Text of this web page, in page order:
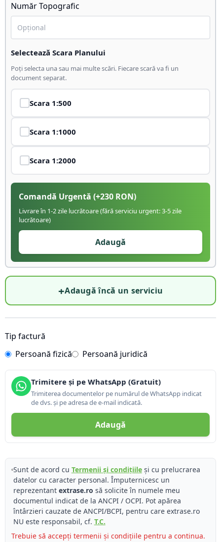
Număr Topografic
Selectează Scara Planului
Poți selecta una sau mai multe scări. Fiecare scară va fi un
document separat.
Scara 1:500
Scara 1:1000
Scara 1:2000
Comandă Urgentă (+230 RON)
Livrare în 1-2 zile lucrătoare (fără serviciu urgent: 3-5 zile
lucrătoare)
Adaugă
+Adaugă încă un serviciu
Tip factură
Persoană fizică
Persoană juridică
Trimitere și pe WhatsApp (Gratuit)
Trimiterea documentelor pe numărul de WhatsApp indicat
de dvs. și pe adresa de e-mail indicată.
Adaugă
Sunt de acord cu Termenii și condițiileși cu prelucrarea
datelor cu caracter personal. Împuternicesc un
reprezentant extrase.ro să solicite în numele meu
documentul indicat de la ANCPI / OCPI. Pot apărea
întârzieri cauzate de ANCPI/BCPI, pentru care extrase.ro
NU este responsabil, cf. T.C.
Trebuie să accepți termenii și condițiile pentru a continua.